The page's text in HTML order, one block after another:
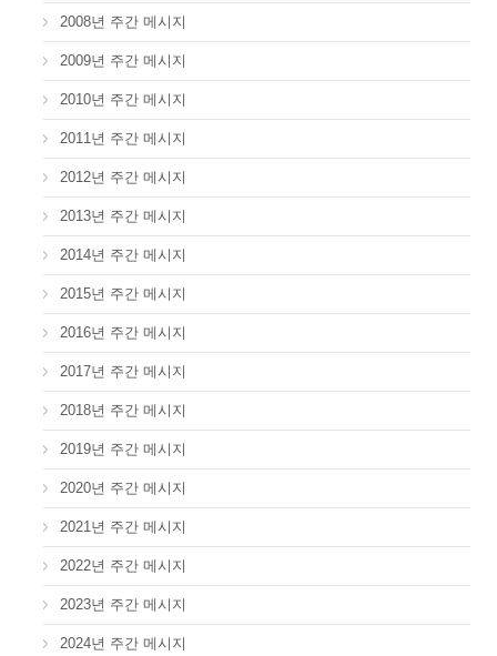
2008년 주간 메시지
2009년 주간 메시지
2010년 주간 메시지
2011년 주간 메시지
2012년 주간 메시지
2013년 주간 메시지
2014년 주간 메시지
2015년 주간 메시지
2016년 주간 메시지
2017년 주간 메시지
2018년 주간 메시지
2019년 주간 메시지
2020년 주간 메시지
2021년 주간 메시지
2022년 주간 메시지
2023년 주간 메시지
2024년 주간 메시지